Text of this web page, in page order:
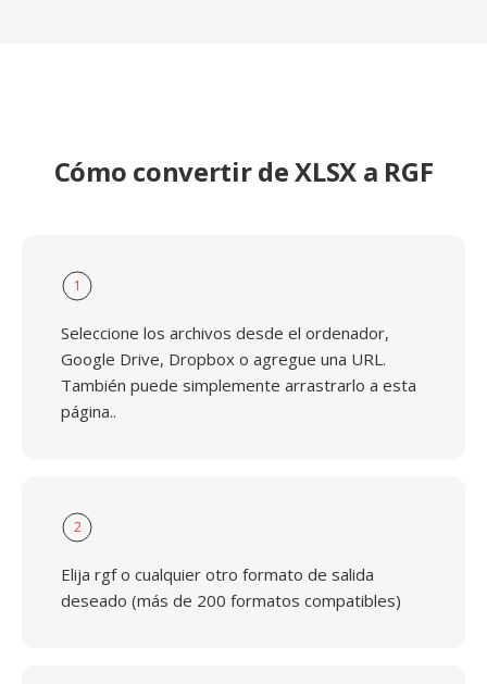
Cómo convertir de XLSX a RGF
1
Seleccione los archivos desde el ordenador,
Google Drive, Dropbox o agregue una URL.
También puede simplemente arrastrarlo a esta
página..
2
Elija rgf o cualquier otro formato de salida
deseado (más de 200 formatos compatibles)